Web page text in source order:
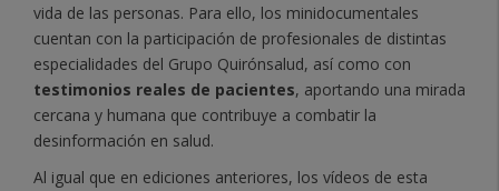
vida de las personas. Para ello, los minidocumentales
cuentan con la participación de profesionales de distintas
especialidades del Grupo Quirónsalud, así como con
testimonios reales de pacientes, aportando una mirada
cercana y humana que contribuye a combatir la
desinformación en salud.
Al igual que en ediciones anteriores, los vídeos de esta